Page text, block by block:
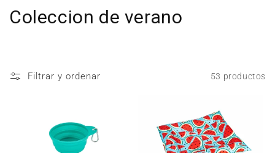
C
Coleccion de verano
Filtrar y ordenar 53 productos